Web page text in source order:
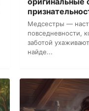
Медсестры —
повседневности,
заботой
найде...